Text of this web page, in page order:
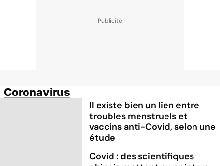
Coronavirus
Il existe bien un lien entre
troubles menstruels et
vaccins anti-Covid, selon une
étude
Covid : des scientifiques